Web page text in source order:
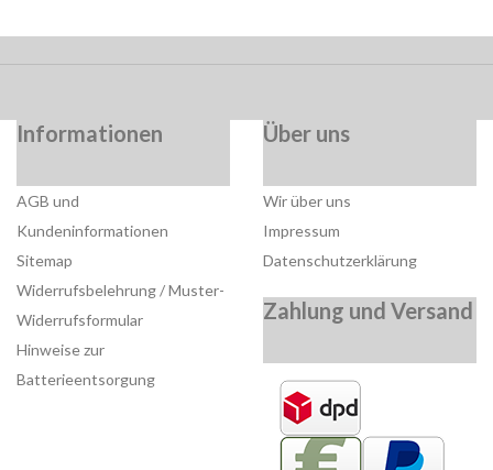
Informationen
AGB und
Kundeninformationen
Sitemap
Widerrufsbelehrung / Muster-
Widerrufsformular
Hinweise zur
Batterieentsorgung
Über uns
Wir über uns
Impressum
Datenschutzerklärung
Zahlung und Versand